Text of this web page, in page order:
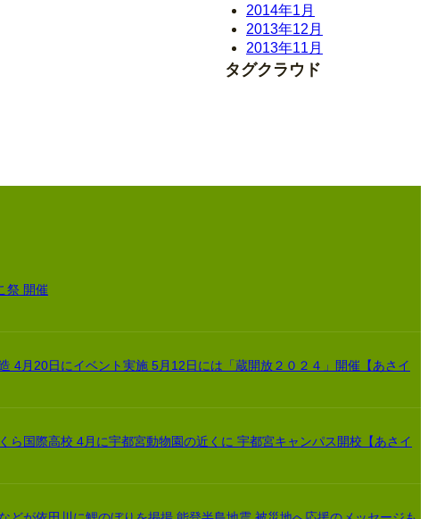
2014年1月
2013年12月
2013年11月
タグクラウド
祭 開催
4月20日にイベント実施 5月12日には「蔵開放２０２４」開催【あさイ
ら国際高校 4月に宇都宮動物園の近くに 宇都宮キャンパス開校【あさイ